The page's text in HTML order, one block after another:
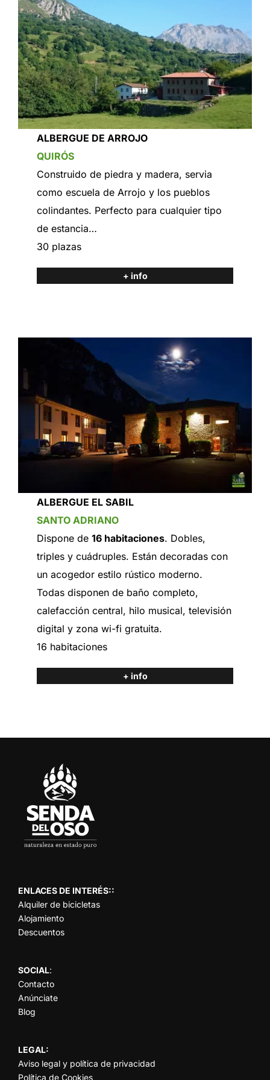
ALBERGUE DE ARROJO
QUIRÓS
Construido de piedra y madera, servia
como escuela de Arrojo y los pueblos
colindantes. Perfecto para cualquier tipo
de estancia…
30 plazas
+ info
ALBERGUE EL SABIL
SANTO ADRIANO
Dispone de16 habitaciones. Dobles,
triples y cuádruples. Están decoradas con
un acogedor estilo rústico moderno.
Todas disponen de baño completo,
calefacción central, hilo musical, televisión
digital y zona wi-fi gratuita.
16 habitaciones
+ info
ENLACES DE INTERÉS::
Alquiler de bicicletas
Alojamiento
Descuentos
SOCIAL:
Contacto
Anúnciate
Blog
LEGAL:
Aviso legal y política de privacidad
Política de Cookies